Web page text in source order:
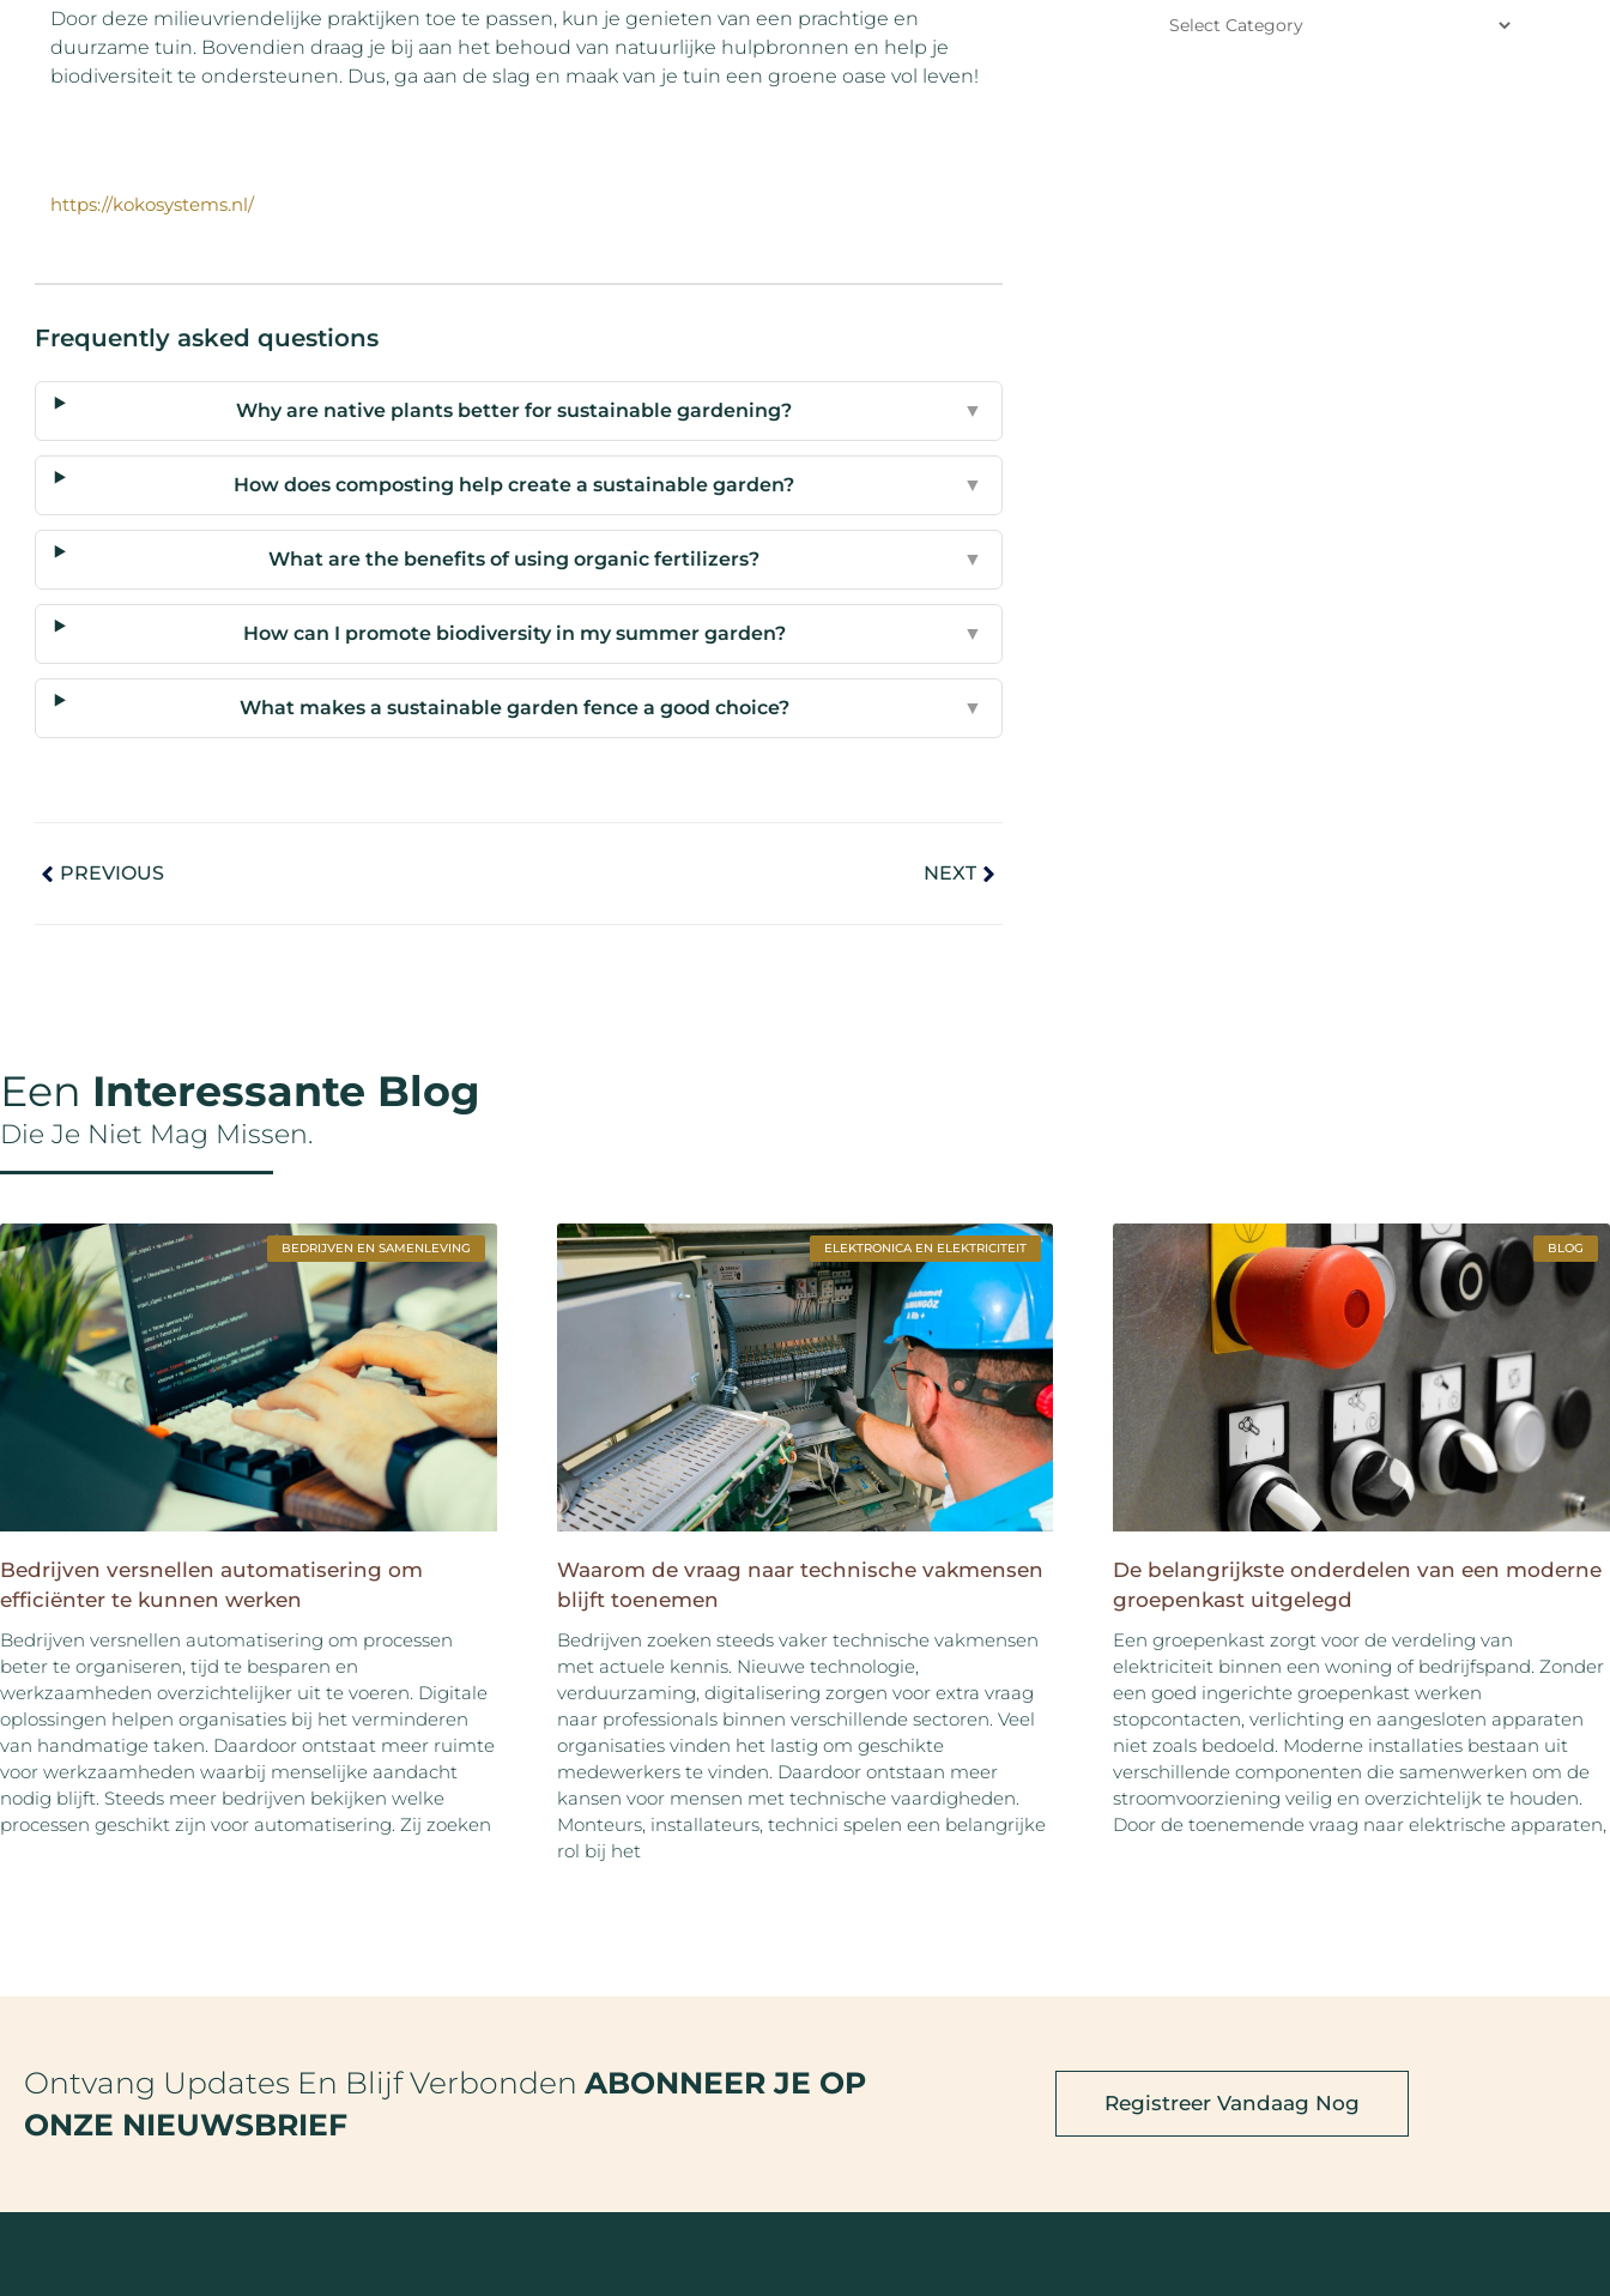
Door deze milieuvriendelijke praktijken toe te passen, kun je genieten van een prachtige en
duurzame tuin. Bovendien draag je bij aan het behoud van natuurlijke hulpbronnen en help je
biodiversiteit te ondersteunen. Dus, ga aan de slag en maak van je tuin een groene oase vol leven!
https://kokosystems.nl/
Frequently asked questions
Why are native plants better for sustainable gardening? ▼
How does composting help create a sustainable garden? ▼
What are the benefits of using organic fertilizers? ▼
How can I promote biodiversity in my summer garden? ▼
What makes a sustainable garden fence a good choice? ▼
PREVIOUS NEXT
Een Interessante Blog
Die Je Niet Mag Missen.
BEDRIJVEN EN SAMENLEVING
Bedrijven versnellen automatisering om
efficiënter te kunnen werken
Bedrijven versnellen automatisering om processen
beter te organiseren, tijd te besparen en
werkzaamheden overzichtelijker uit te voeren. Digitale
oplossingen helpen organisaties bij het verminderen
van handmatige taken. Daardoor ontstaat meer ruimte
voor werkzaamheden waarbij menselijke aandacht
nodig blijft. Steeds meer bedrijven bekijken welke
processen geschikt zijn voor automatisering. Zij zoeken
ELEKTRONICA EN ELEKTRICITEIT
Waarom de vraag naar technische vakmensen
blijft toenemen
Bedrijven zoeken steeds vaker technische vakmensen
met actuele kennis. Nieuwe technologie,
verduurzaming, digitalisering zorgen voor extra vraag
naar professionals binnen verschillende sectoren. Veel
organisaties vinden het lastig om geschikte
medewerkers te vinden. Daardoor ontstaan meer
kansen voor mensen met technische vaardigheden.
Monteurs, installateurs, technici spelen een belangrijke
rol bij het
BLOG
De belangrijkste onderdelen van een moderne
groepenkast uitgelegd
Een groepenkast zorgt voor de verdeling van
elektriciteit binnen een woning of bedrijfspand. Zonder
een goed ingerichte groepenkast werken
stopcontacten, verlichting en aangesloten apparaten
niet zoals bedoeld. Moderne installaties bestaan uit
verschillende componenten die samenwerken om de
stroomvoorziening veilig en overzichtelijk te houden.
Door de toenemende vraag naar elektrische apparaten,
Ontvang Updates En Blijf Verbonden ABONNEER JE OP
ONZE NIEUWSBRIEF
Registreer Vandaag Nog